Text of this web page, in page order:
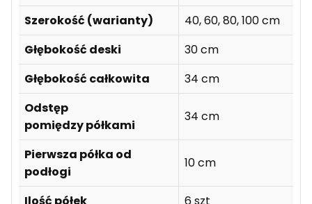
Szerokość (warianty)
40, 60, 80, 100 cm
Głębokość deski
30 cm
Głębokość całkowita
34 cm
Odstęp
pomiędzy półkami
34 cm
Pierwsza półka od
podłogi
10 cm
Ilość półek 6 szt